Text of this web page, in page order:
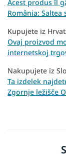
Acest produs îl
România: Saltea
Kupujete iz
Ovaj proizvod
internetskoj
Nakupujete iz
Ta izdelek
Zgornje ležišče